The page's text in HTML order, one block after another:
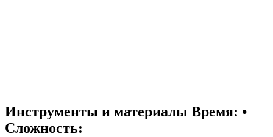
Инструменты и материалы Время: •
Сложность: